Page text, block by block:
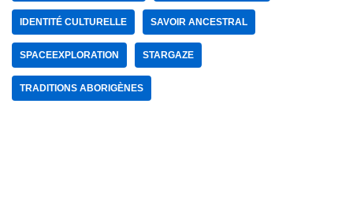
IDENTITÉ CULTURELLE SAVOIR ANCESTRAL
SPACEEXPLORATION STARGAZE
TRADITIONS ABORIGÈNES